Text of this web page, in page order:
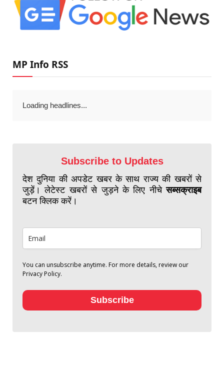
MP Info RSS
Loading headlines...
Subscribe to Updates
देश दुनिया की अपडेट खबर के साथ राज्य की खबरों से
जुड़ें। लेटेस्ट खबरों से जुड़ने के लिए नीचेसब्सक्राइब
बटन क्लिक करें।
You can unsubscribe anytime. For more details, review our
Privacy Policy.
Subscribe